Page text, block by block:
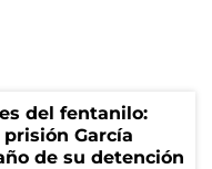
del fentanilo:
García
de su detención